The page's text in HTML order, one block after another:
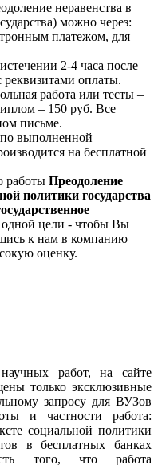
неравенства в
можно через:
платежом, для
2-4 часа после
оплаты.
работа или тесты –
– 150 руб. Все
письме.
выполненной
на бесплатной
работы Преодоление
политики государства
одной цели - чтобы Вы
к нам в компанию
оценку.
работ, на сайте
только эксклюзивные
запросу для ВУЗов
и частности работа:
социальной политики
в бесплатных банках
того, что работа